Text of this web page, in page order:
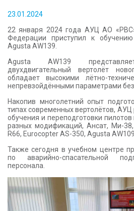
КОНТАКТЫ
23.01.2024
22 января 2024 года АУЦ АО
Федерации приступил к
Agusta AW139.
Agusta AW139
двухдвигательный вертолёт
обладает высокими лётно-
непревзойдёнными параметрами
Накопив многолетний опыт
типах современных вертолётов,
обучения и переподготовки
разных модификаций, Ансат, Ми-38,
R66, Eurocopter AS-350, Agusta AW109.
Также сегодня в учебном центре
по аварийно-спасательной
персонала.